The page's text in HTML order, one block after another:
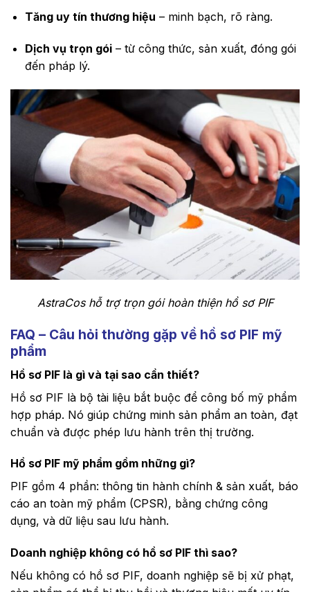
Tăng uy tín thương hiệu – minh bạch, rõ ràng.
Dịch vụ trọn gói– từ công thức, sản xuất, đóng gói
đến pháp lý.
AstraCos hỗ trợ trọn gói hoàn thiện hồ sơ PIF
FAQ – Câu hỏi thường gặp về hồ sơ PIF mỹ
phẩm
Hồ sơ PIF là gì và tại sao cần thiết?
Hồ sơ PIF là bộ tài liệu bắt buộc để công bố mỹ phẩm
hợp pháp. Nó giúp chứng minh sản phẩm an toàn, đạt
chuẩn và được phép lưu hành trên thị trường.
Hồ sơ PIF mỹ phẩm gồm những gì?
PIF gồm 4 phần: thông tin hành chính & sản xuất, báo
cáo an toàn mỹ phẩm (CPSR), bằng chứng công
dụng, và dữ liệu sau lưu hành.
Doanh nghiệp không có hồ sơ PIF thì sao?
Nếu không có hồ sơ PIF, doanh nghiệp sẽ bị xử phạt,